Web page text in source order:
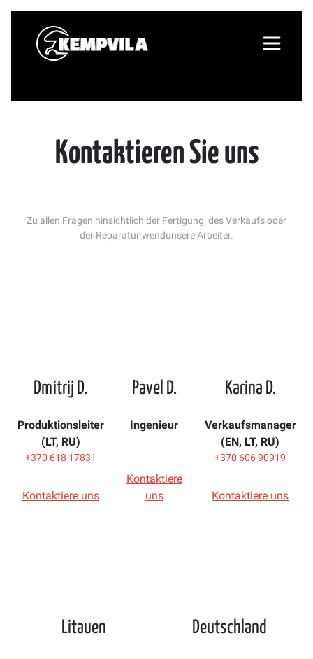
Kontaktieren Sie uns
Zu allen Fragen hinsichtlich der Fertigung, des Verkaufs oder
der Reparatur wendunsere Arbeiter.
Dmitrij D.
Produktionsleiter
(LT, RU)
+370 618 17831
Kontaktiere uns
Pavel D.
Ingenieur
Kontaktiere
uns
Karina D.
Verkaufsmanager
(EN, LT, RU)
+370 606 90919
Kontaktiere uns
Litauen Deutschland